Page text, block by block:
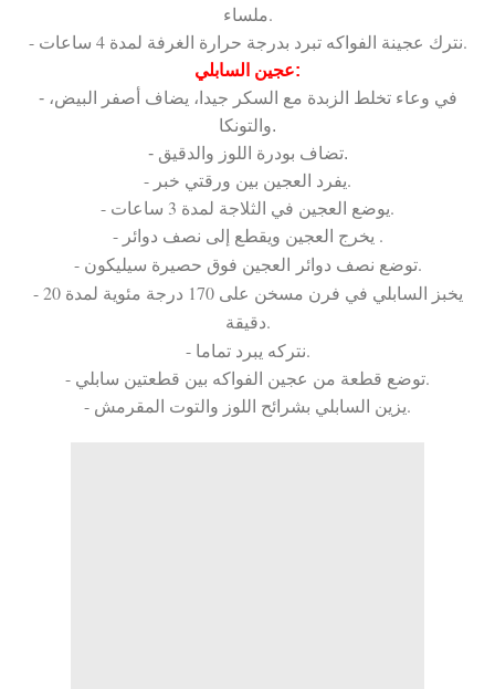
ملساء.
- نترك عجينة الفواكه تبرد بدرجة حرارة الغرفة لمدة 4 ساعات.
عجين السابلي:
- في وعاء تخلط الزبدة مع السكر جيدا، يضاف أصفر البيض،
والتونكا.
- تضاف بودرة اللوز والدقيق.
- يفرد العجين بين ورقتي خبر.
- يوضع العجين في الثلاجة لمدة 3 ساعات.
- يخرج العجين ويقطع إلى نصف دوائر .
- توضع نصف دوائر العجين فوق حصيرة سيليكون.
- يخبز السابلي في فرن مسخن على 170 درجة مئوية لمدة 20
دقيقة.
- نتركه يبرد تماما.
- توضع قطعة من عجين الفواكه بين قطعتين سابلي.
- يزين السابلي بشرائح اللوز والتوت المقرمش.